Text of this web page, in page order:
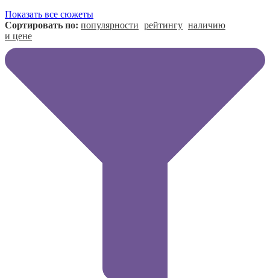
Показать все сюжеты
Сортировать по: популярности рейтингу наличию
и цене